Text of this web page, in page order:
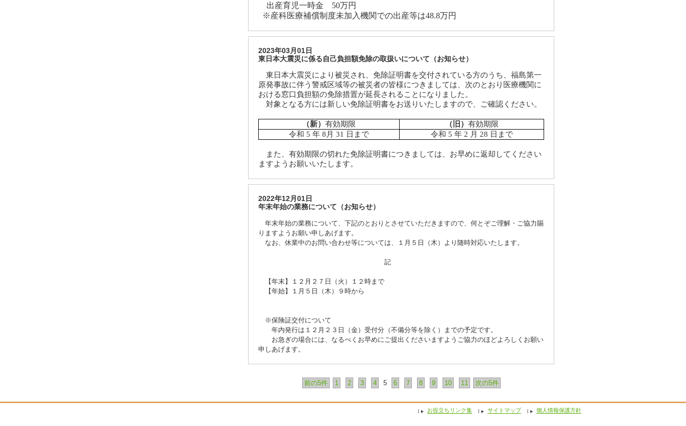
出産育児一時金 50万円
※産科医療補償制度未加入機関での出産等は48.8万円
2023年03月01日
東日本大震災に係る自己負担額免除の取扱いについて（お知らせ）
東日本大震災により被災され、免除証明書を交付されている方のうち、福島第一
原発事故に伴う警戒区域等の被災者の皆様につきましては、次のとおり医療機関に
おける窓口負担額の免除措置が延長されることになりました。
対象となる方には新しい免除証明書をお送りいたしますので、ご確認ください。
（新） 有効期限 （旧） 有効期限
令和 5 年 8 月 31 日まで 令和 5 年 2 月 28 日まで
また、有効期限の切れた免除証明書につきましては、お早めに返却してください
ますようお願いいたします。
2022年12月01日
年末年始の業務について（お知らせ）
年末年始の業務について、下記のとおりとさせていただきますので、何とぞご理解・ご協力賜
りますようお願い申しあげます。
なお、休業中のお問い合わせ等については、１月５日（木）より随時対応いたします。
記
【年末】１２月２７日（火）１２時まで
【年始】１月５日（木）９時から
※保険証交付について
年内発行は１２月２３日（金）受付分（不備分等を除く）までの予定です。
お急ぎの場合には、なるべくお早めにご提出くださいますようご協力のほどよろしくお願い
申しあげます。
前の5件 1 2 3 4 5 6 7 8 9 10 11 次の5件
お役立ちリンク集 サイトマップ 個人情報保護方針